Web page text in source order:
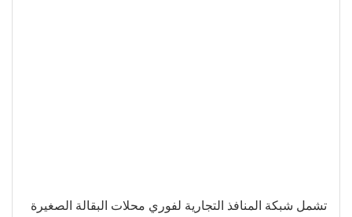
تشمل شبكة المنافذ التجارية لفوري محلات البقالة الصغيرة